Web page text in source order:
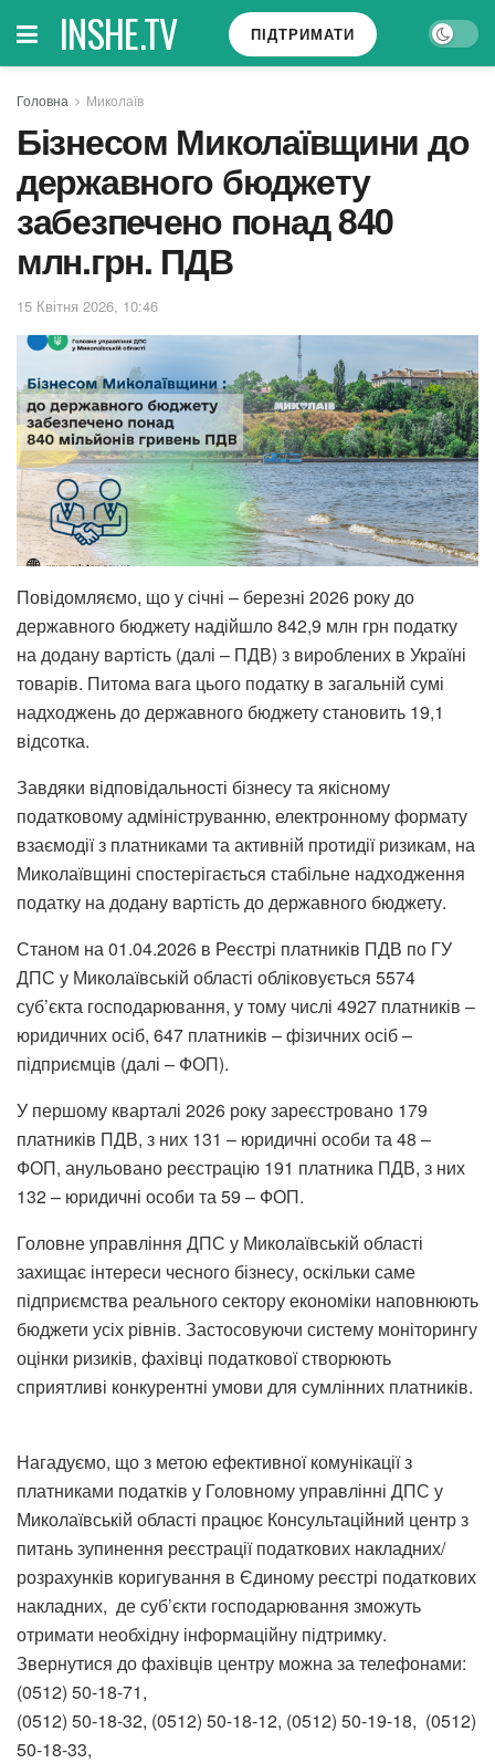
INSHE.TV ПІДТРИМАТИ
Головна Миколаїв
Бізнесом Миколаївщини до
державного бюджету
забезпечено понад 840
млн.грн. ПДВ
15 Квітня 2026, 10:46
Повідомляємо, що у січні – березні 2026 року до
державного бюджету надійшло 842,9 млн грн податку
на додану вартість (далі – ПДВ) з вироблених в Україні
товарів. Питома вага цього податку в загальній сумі
надходжень до державного бюджету становить 19,1
відсотка.
Завдяки відповідальності бізнесу та якісному
податковому адмініструванню, електронному формату
взаємодії з платниками та активній протидії ризикам, на
Миколаївщині спостерігається стабільне надходження
податку на додану вартість до державного бюджету.
Станом на 01.04.2026 в Реєстрі платників ПДВ по ГУ
ДПС у Миколаївській області обліковується 5574
суб’єкта господарювання, у тому числі 4927 платників –
юридичних осіб, 647 платників – фізичних осіб –
підприємців (далі – ФОП).
У першому кварталі 2026 року зареєстровано 179
платників ПДВ, з них 131 – юридичні особи та 48 –
ФОП, анульовано реєстрацію 191 платника ПДВ, з них
132 – юридичні особи та 59 – ФОП.
Головне управління ДПС у Миколаївській області
захищає інтереси чесного бізнесу, оскільки саме
підприємства реального сектору економіки наповнюють
бюджети усіх рівнів. Застосовуючи систему моніторингу
оцінки ризиків, фахівці податкової створюють
сприятливі конкурентні умови для сумлінних платників.
Нагадуємо, що з метою ефективної комунікації з
платниками податків у Головному управлінні ДПС у
Миколаївській області працює Консультаційний центр з
питань зупинення реєстрації податкових накладних/
розрахунків коригування в Єдиному реєстрі податкових
накладних, де суб’єкти господарювання зможуть
отримати необхідну інформаційну підтримку.
Звернутися до фахівців центру можна за телефонами:
(0512) 50-18-71,
(0512) 50-18-32, (0512) 50-18-12, (0512) 50-19-18, (0512)
50-18-33,